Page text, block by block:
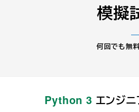
模擬
何回でも無
Python 3 エンジ